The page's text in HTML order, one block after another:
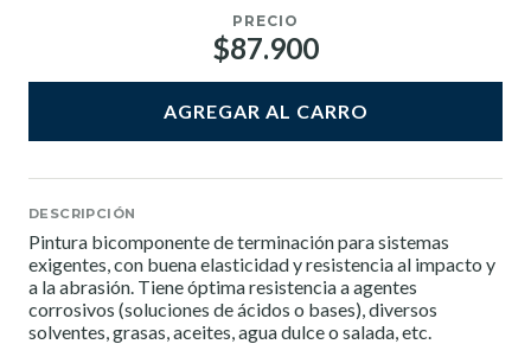
PRECIO
$87.900
AGREGAR AL CARRO
DESCRIPCIÓN
Pintura bicomponente de terminación para sistemas
exigentes, con buena elasticidad y resistencia al impacto y
a la abrasión. Tiene óptima resistencia a agentes
corrosivos (soluciones de ácidos o bases), diversos
solventes, grasas, aceites, agua dulce o salada, etc.